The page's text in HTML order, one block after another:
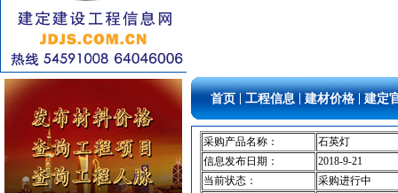
复合木地板
[采购中]
稳压泵
[采购中]
供水设备 [采购中]
钢材 [采购中]
给排水阀门 [采购中]
供水设备 [采购中]
及各种防火器材
[采购中]
防火阀 [采购中]
首页 工程信息 建材价格 建定
采购产品名称：
石英灯
信息发布日期：
2018-9-21
当前状态：
采购进行中